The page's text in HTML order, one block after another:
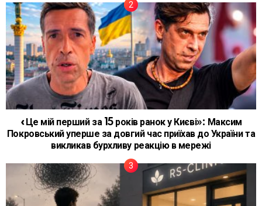
«Це мій перший за 15 років ранок у Києві»: Максим
Покровський уперше за довгий час приїхав до України та
викликав бурхливу реакцію в мережі